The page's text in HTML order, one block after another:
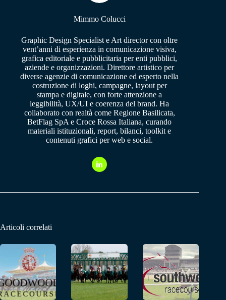
Mimmo Colucci
Graphic Design Specialist e Art director con oltre
vent’anni di esperienza in comunicazione visiva,
grafica editoriale e pubblicitaria per enti pubblici,
aziende e organizzazioni. Direttore artistico per
diverse agenzie di comunicazione ed esperto nella
costruzione di loghi, campagne, layout per
stampa e digitale, con forte attenzione a
leggibilità, UX/UI e coerenza del brand. Ha
collaborato con realtà come Regione Basilicata,
BetFlag SpA e Croce Rossa Italiana, curando
materiali istituzionali, report, bilanci, toolkit e
contenuti grafici per web e social.
Articoli correlati